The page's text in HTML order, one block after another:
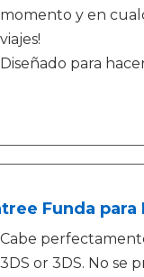
momento y en
viajes!
Diseñado para
Funda para
Cabe
3DS or 3DS. No se